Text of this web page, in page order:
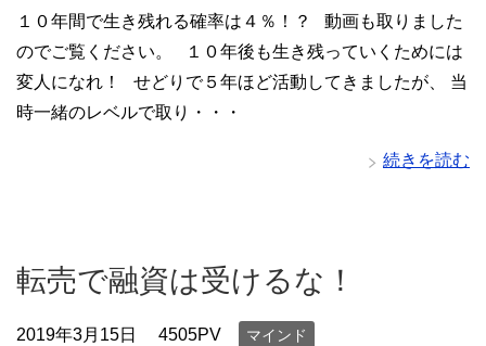
１０年間で生き残れる確率は４％！？ 動画も取りました
のでご覧ください。 １０年後も生き残っていくためには
変人になれ！ せどりで５年ほど活動してきましたが、 当
時一緒のレベルで取り・・・
続きを読む
転売で融資は受けるな！
2019年3月15日 4505PV マインド